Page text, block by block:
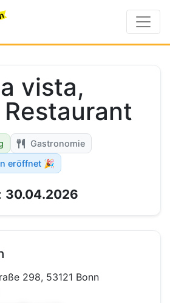
vista,
Gastronomie
eröffnet 🎉
30.04.2026
298, 53121 Bonn